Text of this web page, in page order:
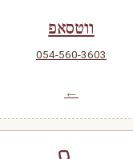
ווטסאפ
054-560-3603
←